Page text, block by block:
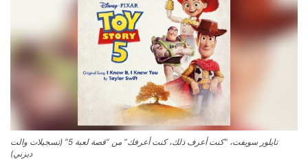
تايلور سويفت، “كنت أعرف ذلك، كنت أعرفك” من “قصة لعبة 5” (تسجيلات والت
ديزني)